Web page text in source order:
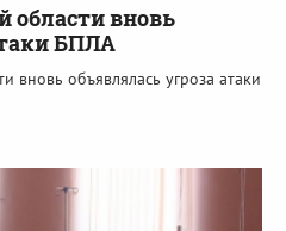
области вновь
БПЛА
вновь объявлялась угроза атаки